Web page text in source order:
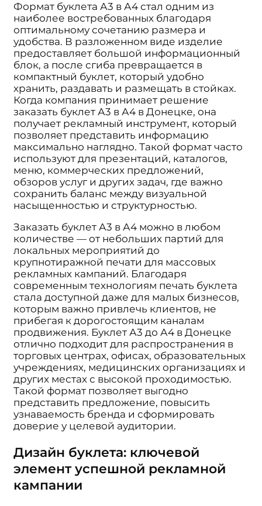
Формат буклета А3 в А4 стал одним из
наиболее востребованных благодаря
оптимальному сочетанию размера и
удобства. В разложенном виде изделие
предоставляет большой информационный
блок, а после сгиба превращается в
компактный буклет, который удобно
хранить, раздавать и размещать в стойках.
Когда компания принимает решение
заказать буклет А3 в А4 в Донецке, она
получает рекламный инструмент, который
позволяет представить информацию
максимально наглядно. Такой формат часто
используют для презентаций, каталогов,
меню, коммерческих предложений,
обзоров услуг и других задач, где важно
сохранить баланс между визуальной
насыщенностью и структурностью.
Заказать буклет А3 в А4 можно в любом
количестве — от небольших партий для
локальных мероприятий до
крупнотиражной печати для массовых
рекламных кампаний. Благодаря
современным технологиям печать буклета
стала доступной даже для малых бизнесов,
которым важно привлечь клиентов, не
прибегая к дорогостоящим каналам
продвижения. Буклет А3 до А4 в Донецке
отлично подходит для распространения в
торговых центрах, офисах, образовательных
учреждениях, медицинских организациях и
других местах с высокой проходимостью.
Такой формат позволяет выгодно
представить предложение, повысить
узнаваемость бренда и сформировать
доверие у целевой аудитории.
Дизайн буклета: ключевой
элемент успешной рекламной
кампании